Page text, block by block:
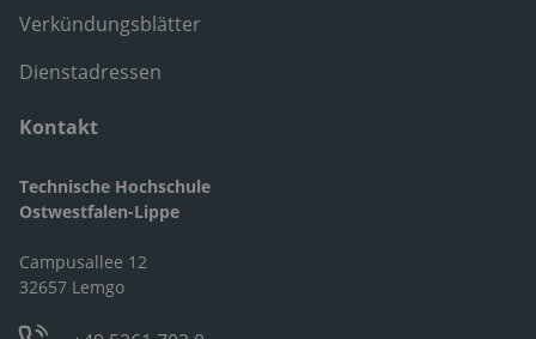
Verkündungsblätter
Dienstadressen
Kontakt
Technische Hochschule
Ostwestfalen-Lippe
Campusallee 12
32657 Lemgo